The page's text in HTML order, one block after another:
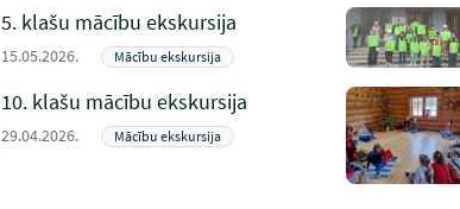
5. klašu mācību ekskursija
15.05.2026. Mācību ekskursija
10. klašu mācību ekskursija
29.04.2026. Mācību ekskursija